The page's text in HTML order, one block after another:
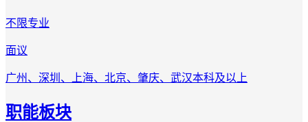
不限专业
面议
广州、深圳、上海、北京、肇庆、武汉本科及以上
职能板块